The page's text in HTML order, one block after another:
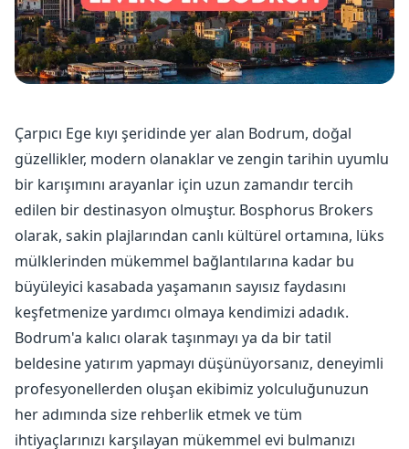
Çarpıcı Ege kıyı şeridinde yer alan Bodrum, doğal
güzellikler, modern olanaklar ve zengin tarihin uyumlu
bir karışımını arayanlar için uzun zamandır tercih
edilen bir destinasyon olmuştur. Bosphorus Brokers
olarak, sakin plajlarından canlı kültürel ortamına, lüks
mülklerinden mükemmel bağlantılarına kadar bu
büyüleyici kasabada yaşamanın sayısız faydasını
keşfetmenize yardımcı olmaya kendimizi adadık.
Bodrum'a kalıcı olarak taşınmayı ya da bir tatil
beldesine yatırım yapmayı düşünüyorsanız, deneyimli
profesyonellerden oluşan ekibimiz yolculuğunuzun
her adımında size rehberlik etmek ve tüm
ihtiyaçlarınızı karşılayan mükemmel evi bulmanızı